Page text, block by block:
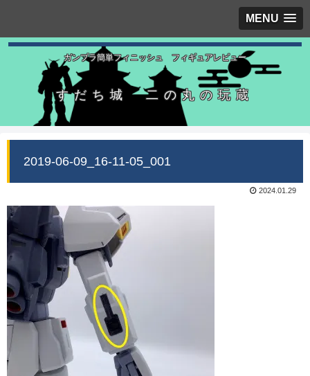
MENU
ガンプラ簡単フィニッシュ フィギュアレビュー
すだち城 二の丸の玩蔵
2019-06-09_16-11-05_001
2024.01.29